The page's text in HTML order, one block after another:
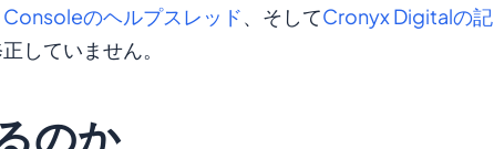
のヘルプスレッド、そしてCronyx Digitalの記
していません。
のか